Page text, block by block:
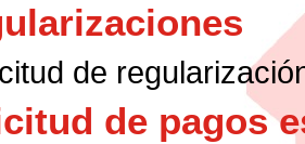
de
de pagos